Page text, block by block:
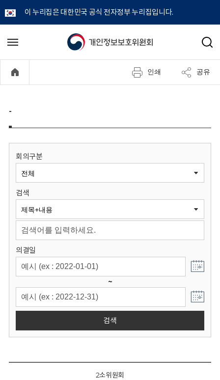
이 누리집은 대한민국 공식 전자정부 누리집입니다.
개
정
보
원
회
메
기
검
인쇄 공유
-
회의구분
검색
의결일
~
검색
2소위원회